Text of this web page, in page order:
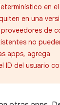
en
en una
de
no
apps, agrega
ID del usuario